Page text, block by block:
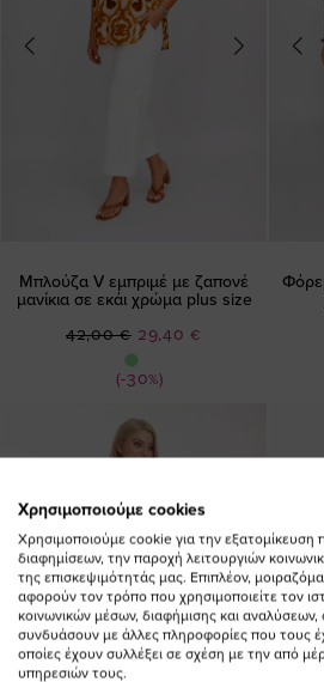
Μπλούζα V εμπριμέ με ζαπονέ
μανίκια σε εκάι χρώμα plus size
(-30%)
Ειδική
Τιμή
29,40 €
42,00 €
Χρησιμοποιούμε cookies
Χρησιμοποιούμε cookie για την εξατομίκευση
διαφημίσεων, την παροχή λειτουργιών
της επισκεψιμότητάς μας. Επιπλέον,
αφορούν τον τρόπο που χρησιμοποιείτε τον
κοινωνικών μέσων, διαφήμισης και αναλύσεων,
συνδυάσουν με άλλες πληροφορίες που τους
οποίες έχουν συλλέξει σε σχέση με την από
υπηρεσιών τους.